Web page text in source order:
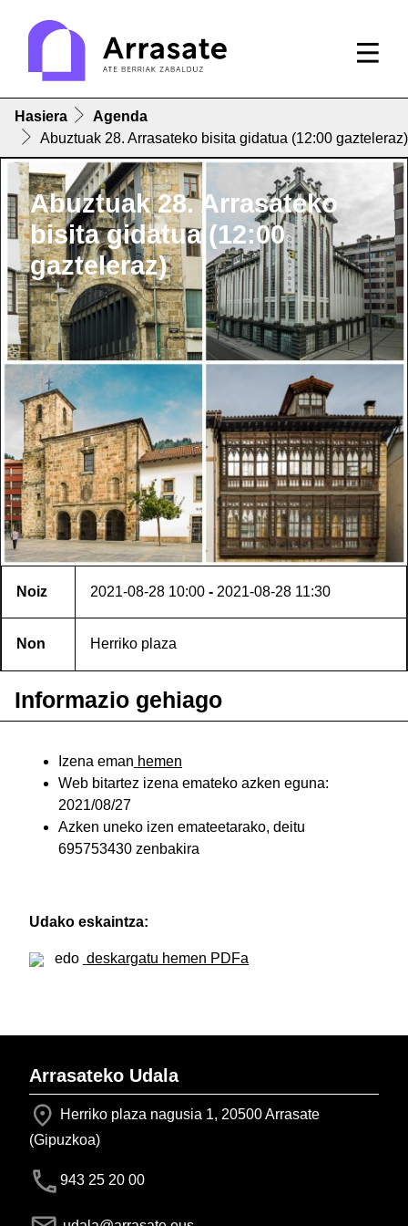
Hasiera
Agenda
Abuztuak 28. Arrasateko bisita gidatua (12:00 gazteleraz)
Abuztuak 28. Arrasateko
bisita gidatua (12:00
gazteleraz)
Noiz 2021-08-28 10:00 - 2021-08-28 11:30
Non Herriko plaza
Informazio gehiago
Izena eman hemen
Web bitartez izena emateko azken eguna:
2021/08/27
Azken uneko izen emateetarako, deitu
695753430 zenbakira
Udako eskaintza:
edo deskargatu hemen PDFa
Arrasateko Udala
Herriko plaza nagusia 1, 20500 Arrasate
(Gipuzkoa)
943 25 20 00